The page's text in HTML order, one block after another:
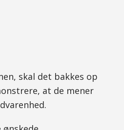
skal det bakkes op
at de mener